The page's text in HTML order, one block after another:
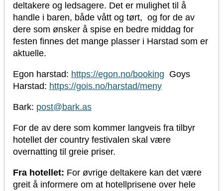
deltakere og ledsagere. Det er mulighet til å
handle i baren, både vått og tørt, og for de av
dere som ønsker å spise en bedre middag for
festen finnes det mange plasser i Harstad som er
aktuelle.
Egon harstad: https://egon.no/booking Goys
Harstad: https://gois.no/harstad/meny
Bark: post@bark.as
For de av dere som kommer langveis fra tilbyr
hotellet der country festivalen skal være
overnatting til greie priser.
Fra hotellet: For øvrige deltakere kan det være
greit å informere om at hotellprisene over hele